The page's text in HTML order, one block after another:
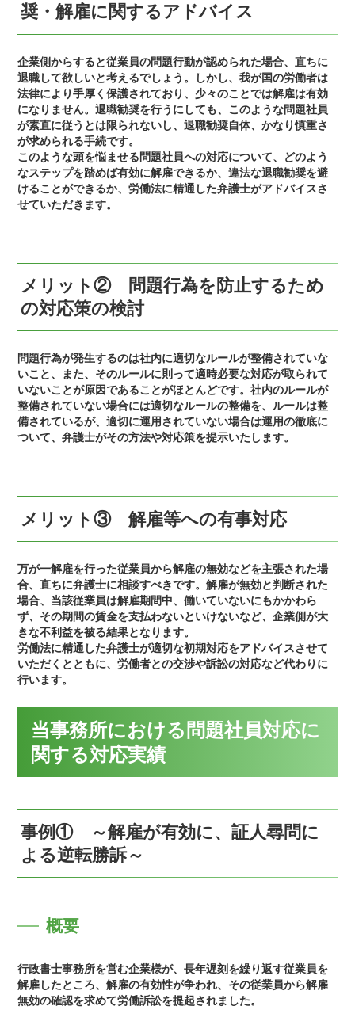
奨・解雇に関するアドバイス
企業側からすると従業員の問題行動が認められた場合、直ちに
退職して欲しいと考えるでしょう。しかし、我が国の労働者は
法律により手厚く保護されており、少々のことでは解雇は有効
になりません。退職勧奨を行うにしても、このような問題社員
が素直に従うとは限られないし、退職勧奨自体、かなり慎重さ
が求められる手続です。
このような頭を悩ませる問題社員への対応について、どのよう
なステップを踏めば有効に解雇できるか、違法な退職勧奨を避
けることができるか、労働法に精通した弁護士がアドバイスさ
せていただきます。
メリット② 問題行為を防止するため
の対応策の検討
問題行為が発生するのは社内に適切なルールが整備されていな
いこと、また、そのルールに則って適時必要な対応が取られて
いないことが原因であることがほとんどです。社内のルールが
整備されていない場合には適切なルールの整備を、ルールは整
備されているが、適切に運用されていない場合は運用の徹底に
ついて、弁護士がその方法や対応策を提示いたします。
メリット③ 解雇等への有事対応
万が一解雇を行った従業員から解雇の無効などを主張された場
合、直ちに弁護士に相談すべきです。解雇が無効と判断された
場合、当該従業員は解雇期間中、働いていないにもかかわら
ず、その期間の賃金を支払わないといけないなど、企業側が大
きな不利益を被る結果となります。
労働法に精通した弁護士が適切な初期対応をアドバイスさせて
いただくとともに、労働者との交渉や訴訟の対応など代わりに
行います。
当事務所における問題社員対応に
関する対応実績
事例① ～解雇が有効に、証人尋問に
よる逆転勝訴～
概要
行政書士事務所を営む企業様が、長年遅刻を繰り返す従業員を
解雇したところ、解雇の有効性が争われ、その従業員から解雇
無効の確認を求めて労働訴訟を提起されました。